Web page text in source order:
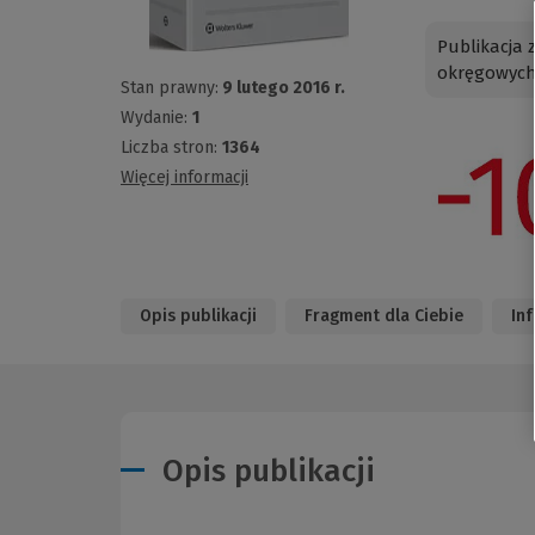
Stan prawny: 9 lutego 2016 r.
Wydanie: 1
Liczba stron: 1364
Więcej informacji
Publikacja
Opis publikacji Fragment dla Ciebie
Opis publikacji